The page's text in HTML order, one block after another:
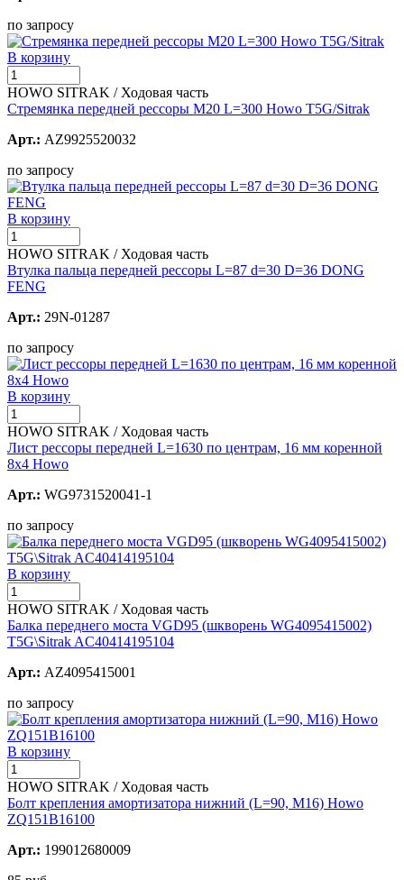
по запросу
В корзину
HOWO SITRAK / Ходовая часть
Стремянка передней рессоры М20 L=300 Howo T5G/Sitrak
Арт.: AZ9925520032
по запросу
В корзину
HOWO SITRAK / Ходовая часть
Втулка пальца передней рессоры L=87 d=30 D=36 DONG
FENG
Арт.: 29N-01287
по запросу
В корзину
HOWO SITRAK / Ходовая часть
Лист рессоры передней L=1630 по центрам, 16 мм коренной
8х4 Howo
Арт.: WG9731520041-1
по запросу
В корзину
HOWO SITRAK / Ходовая часть
Балка переднего моста VGD95 (шкворень WG4095415002)
T5G\Sitrak AC40414195104
Арт.: AZ4095415001
по запросу
В корзину
HOWO SITRAK / Ходовая часть
Болт крепления амортизатора нижний (L=90, M16) Howo
ZQ151B16100
Арт.: 199012680009